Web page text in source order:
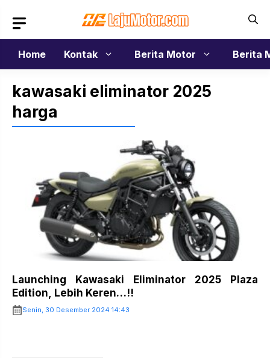
isi
Home
Kontak Berita Motor Berita
kawasaki eliminator 2025
harga
Launching Kawasaki Eliminator 2025 Plaza
Edition, Lebih Keren…!!
Senin, 30 Desember 2024 14:43